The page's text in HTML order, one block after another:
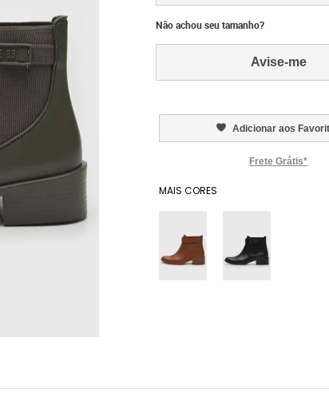
Não achou seu tamanho?
Avise-me
Adicionar aos
Frete Grátis*
MAIS CORES